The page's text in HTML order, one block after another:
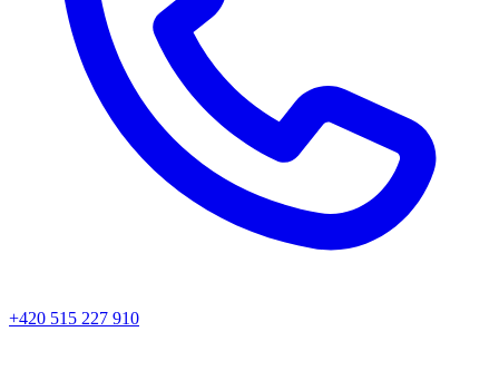
+420 515 227 910